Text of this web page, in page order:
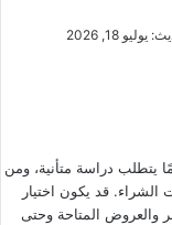
18, 2026
يتطلب دراسة متأنية، ومن
الشراء. قد يكون اختيار
والعروض المتاحة وحتى